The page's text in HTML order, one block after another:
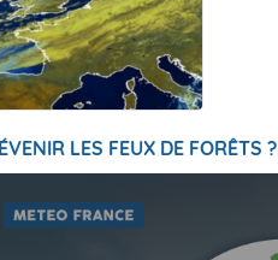
LES FEUX DE FORÊTS ?